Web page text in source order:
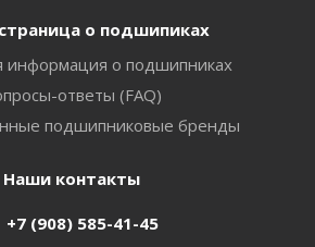
о подшипиках
информация о подшипниках
ответы (FAQ)
подшипниковые бренды
Наши контакты
+7 (908) 585-41-45